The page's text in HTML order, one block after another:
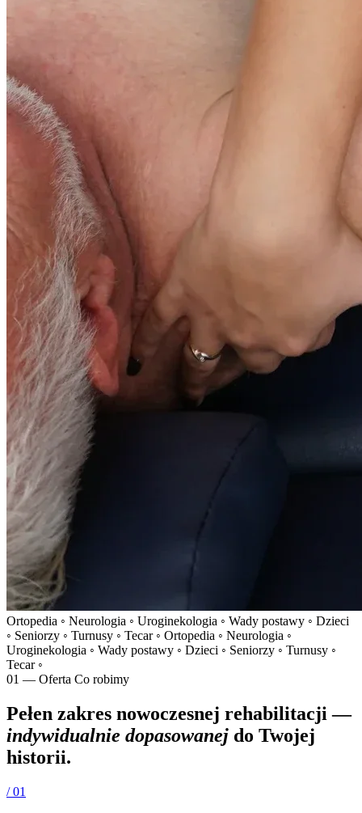
Ortopedia ◦ Neurologia ◦ Uroginekologia ◦ Wady postawy ◦ Dzieci
◦ Seniorzy ◦ Turnusy ◦ Tecar ◦ Ortopedia ◦ Neurologia ◦
Uroginekologia ◦ Wady postawy ◦ Dzieci ◦ Seniorzy ◦ Turnusy ◦
Tecar ◦
01 — Oferta Co robimy
Pełen zakres nowoczesnej rehabilitacji —
indywidualnie dopasowanej do Twojej
historii.
/ 01